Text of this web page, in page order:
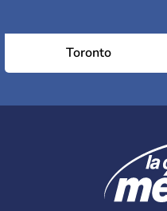
Toronto